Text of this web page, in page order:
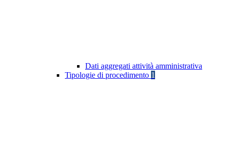
Dati aggregati attività amministrativa
Tipologie di procedimento 1